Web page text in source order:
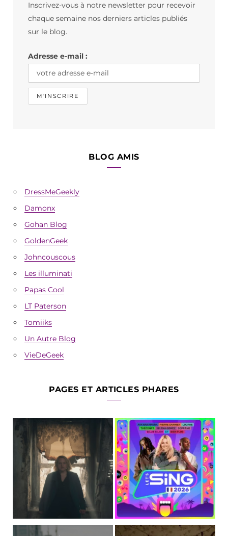
m
Inscrivez-vous à notre newsletter pour recevoir
chaque semaine nos derniers articles publiés
sur le blog.
Adresse e-mail :
BLOG AMIS
DressMeGeekly
Damonx
Gohan Blog
GoldenGeek
Johncouscous
Les illuminati
Papas Cool
LT Paterson
Tomiiks
Un Autre Blog
VieDeGeek
PAGES ET ARTICLES PHARES